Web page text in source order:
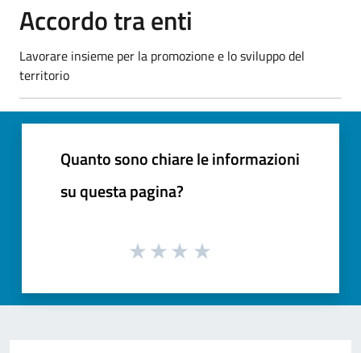
Accordo tra enti
Lavorare insieme per la promozione e lo sviluppo del
territorio
Quanto sono chiare le informazioni
su questa pagina?